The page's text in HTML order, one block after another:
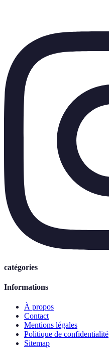
catégories
Informations
À propos
Contact
Mentions légales
Politique de confidentialité
Sitemap